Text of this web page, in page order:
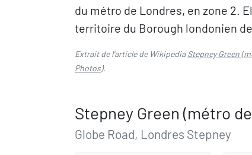
du métro de Londres, en zone 2.
territoire du Borough londonien
Extrait de l'article de WikipediaStepney Green
Photos).
Stepney Green (métro
Globe Road, Londres Stepney